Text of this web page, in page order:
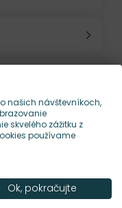
našich návštevníkoch,
skvelého zážitku z
používame
Ok, pokračujte